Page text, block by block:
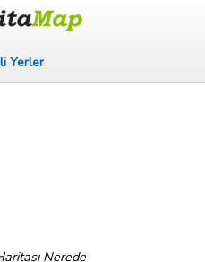
Yerler
Nerede